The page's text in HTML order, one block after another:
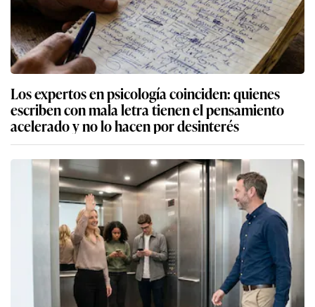
Los expertos en psicología coinciden: quienes
escriben con mala letra tienen el pensamiento
acelerado y no lo hacen por desinterés